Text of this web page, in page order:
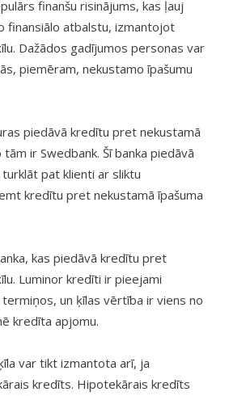
finanšu risinājums, kas ļauj
finansiālo atbalstu, izmantojot
Dažādos gadījumos personas var
piemēram, nekustamo īpašumu
piedāvā kredītu pret nekustamā
tām ir Swedbank. Šī banka piedāvā
pat klienti ar sliktu
kredītu pret nekustamā īpašuma
kas piedāvā kredītu pret
Luminor kredīti ir pieejami
un ķīlas vērtība ir viens no
kredīta apjomu.
var tikt izmantota arī, ja
kredīts. Hipotekārais kredīts